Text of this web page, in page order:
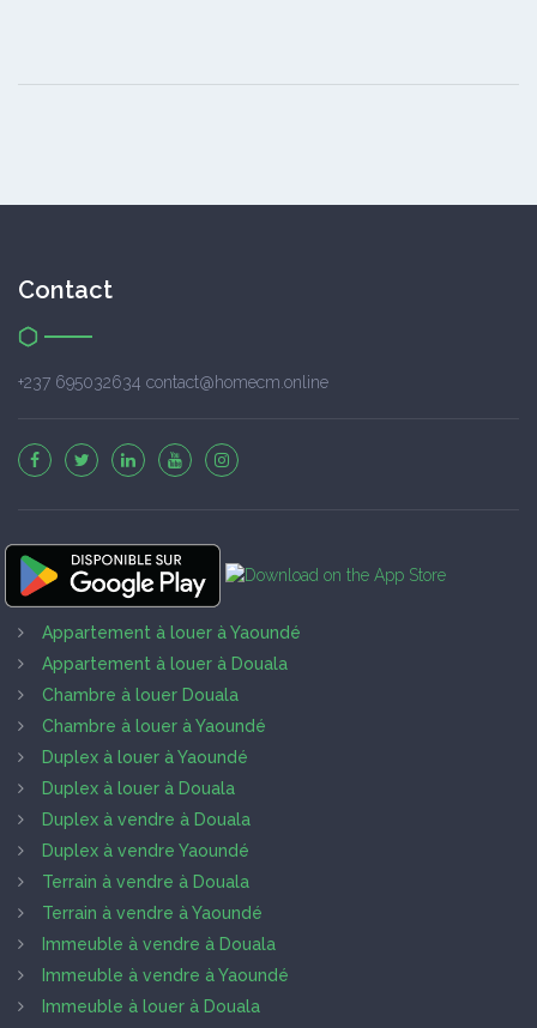
Contact
+237 695032634 contact@homecm.online
Appartement à louer à Yaoundé
Appartement à louer à Douala
Chambre à louer Douala
Chambre à louer à Yaoundé
Duplex à louer à Yaoundé
Duplex à louer à Douala
Duplex à vendre à Douala
Duplex à vendre Yaoundé
Terrain à vendre à Douala
Terrain à vendre à Yaoundé
Immeuble à vendre à Douala
Immeuble à vendre à Yaoundé
Immeuble à louer à Douala